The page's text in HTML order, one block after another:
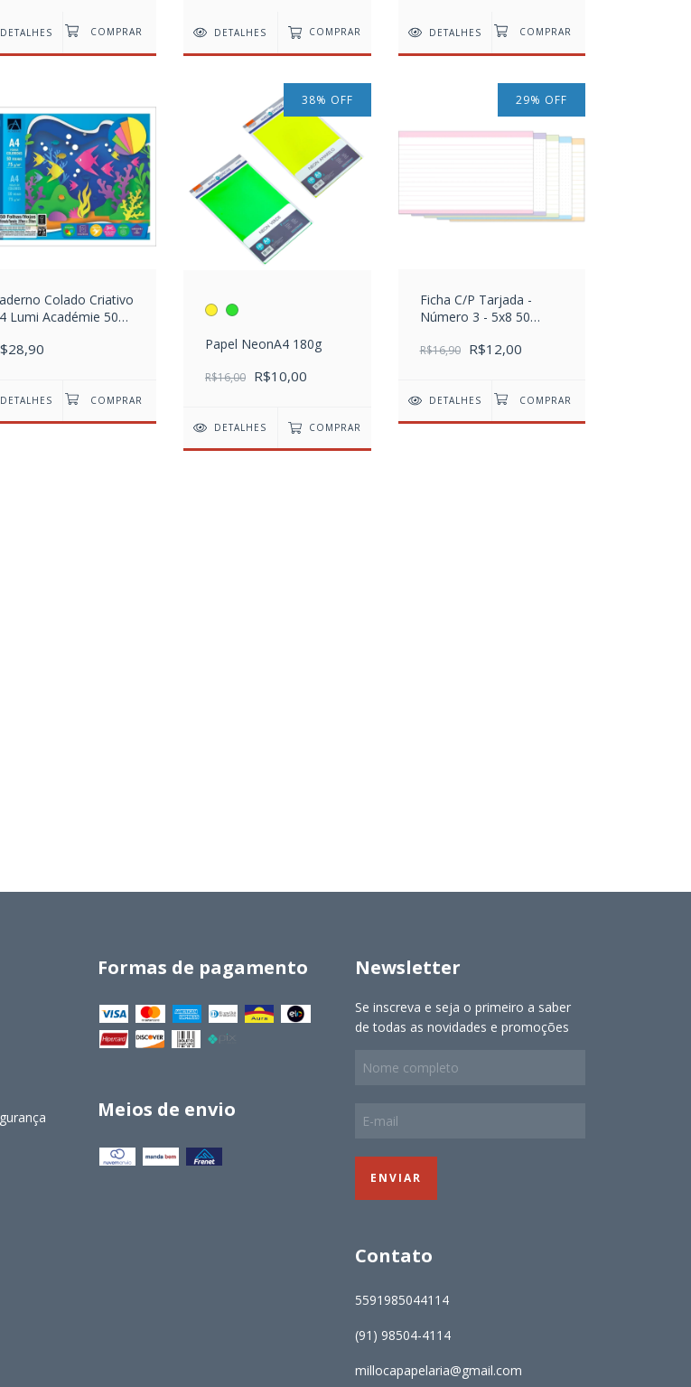
DETALHES DETALHES COMPRAR DETALHES
Colado Criativo
Lumi Académie 50
DETALHES
38% OFF
Papel NeonA4 180g
R$16,00 R$10,00
DETALHES COMPRAR
29% OFF
Ficha C/P Tarjada -
Número 3 - 5x8 50
R$16,90 R$12,00
DETALHES
Formas de pagamento
Meios de envio
Newsletter
Se inscreva e seja o primeiro a saber
de todas as novidades e promoções
Contato
5591985044114
(91) 98504-4114
millocapapelaria@gmail.com